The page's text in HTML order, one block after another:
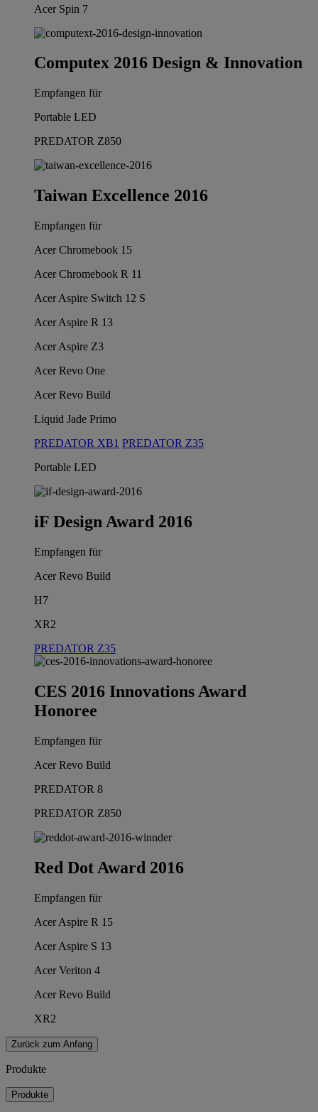
Acer Spin 7
Computex 2016 Design & Innovation
Empfangen für
Portable LED
PREDATOR Z850
Taiwan Excellence 2016
Empfangen für
Acer Chromebook 15
Acer Chromebook R 11
Acer Aspire Switch 12 S
Acer Aspire R 13
Acer Aspire Z3
Acer Revo One
Acer Revo Build
Liquid Jade Primo
PREDATOR XB1 PREDATOR Z35
Portable LED
iF Design Award 2016
Empfangen für
Acer Revo Build
H7
XR2
PREDATOR Z35
CES 2016 Innovations Award
Honoree
Empfangen für
Acer Revo Build
PREDATOR 8
PREDATOR Z850
Red Dot Award 2016
Empfangen für
Acer Aspire R 15
Acer Aspire S 13
Acer Veriton 4
Acer Revo Build
XR2
Zurück zum Anfang
Produkte
Produkte